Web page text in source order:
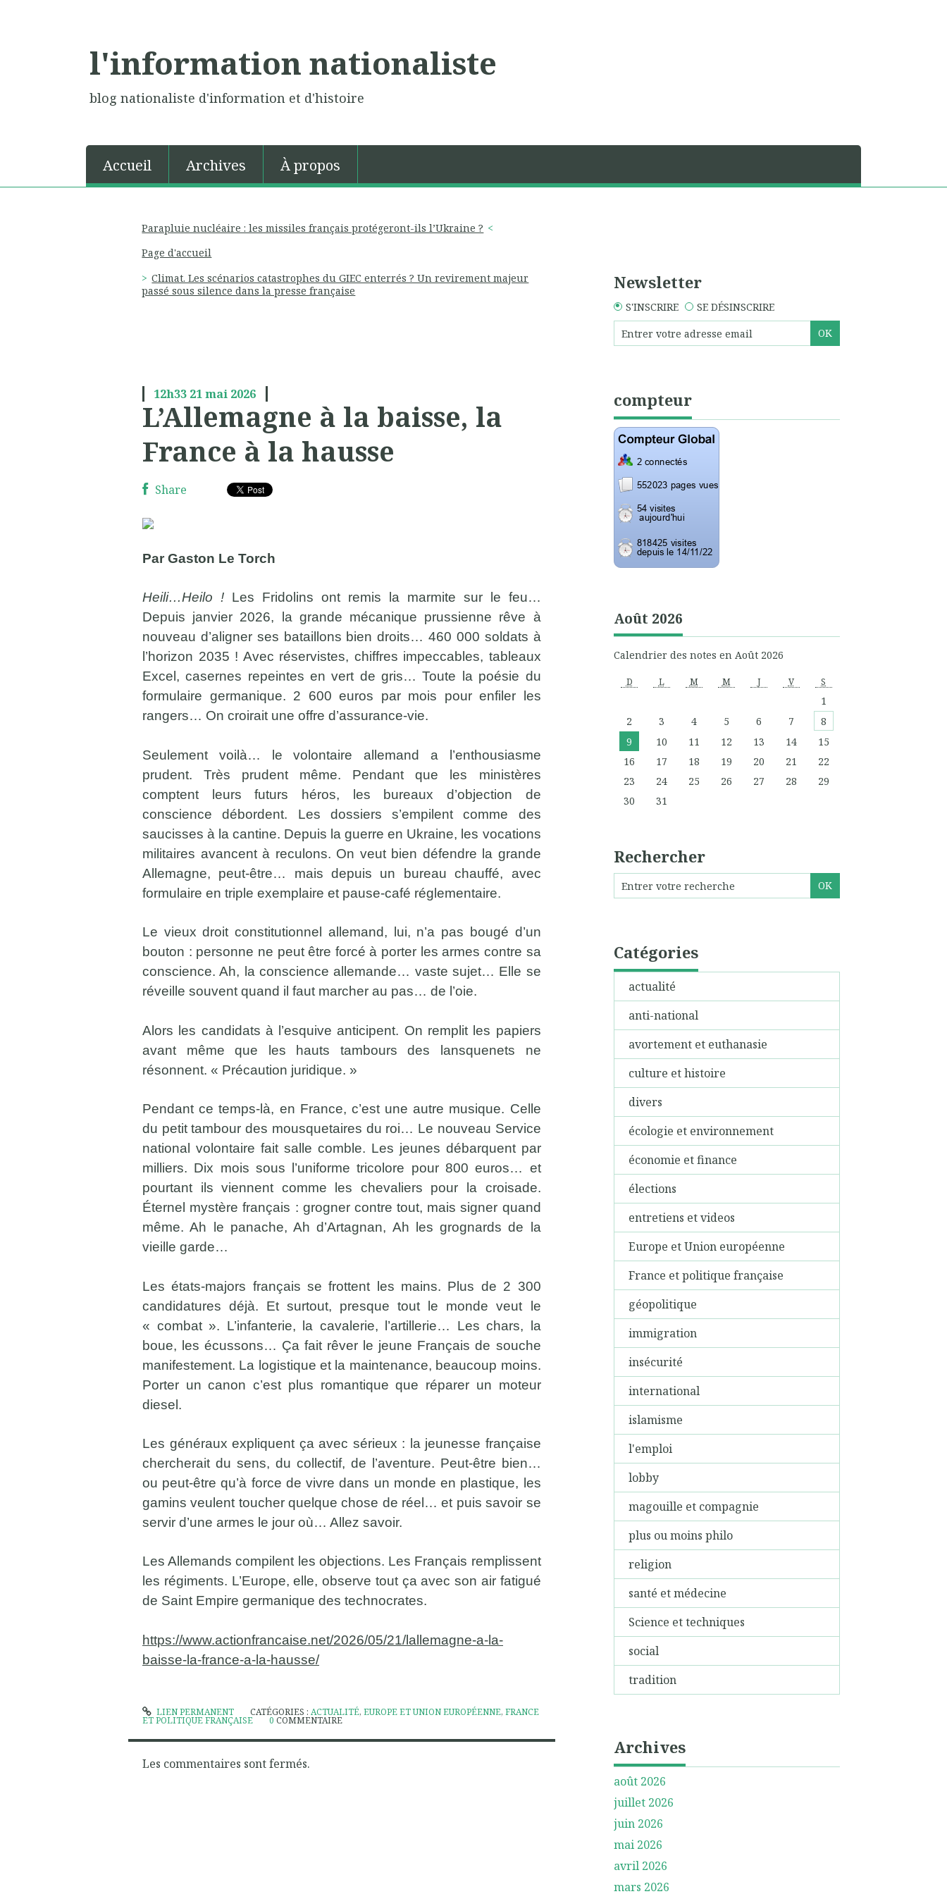
l'information nationaliste
blog nationaliste d'information et d'histoire
Accueil Archives À propos
Parapluie nucléaire : les missiles français protégeront-ils l’Ukraine ?
Page d'accueil
Climat. Les scénarios catastrophes du GIEC enterrés ? Un revirement majeur
passé sous silence dans la presse française
12h33 21mai 2026
L’Allemagne à la baisse, la
France à la hausse
Share
Par Gaston Le Torch
Heili…Heilo !Les Fridolins ont remis la marmite sur le feu…
Depuis janvier 2026, la grande mécanique prussienne rêve à
nouveau d’aligner ses bataillons bien droits… 460 000 soldats à
l’horizon 2035 ! Avec réservistes, chiffres impeccables, tableaux
Excel, casernes repeintes en vert de gris… Toute la poésie du
formulaire germanique. 2 600 euros par mois pour enfiler les
rangers… On croirait une offre d’assurance-vie.
Seulement voilà… le volontaire allemand a l’enthousiasme
prudent. Très prudent même. Pendant que les ministères
comptent leurs futurs héros, les bureaux d’objection de
conscience débordent. Les dossiers s’empilent comme des
saucisses à la cantine. Depuis la guerre en Ukraine, les vocations
militaires avancent à reculons. On veut bien défendre la grande
Allemagne, peut-être… mais depuis un bureau chauffé, avec
formulaire en triple exemplaire et pause-café réglementaire.
Le vieux droit constitutionnel allemand, lui, n’a pas bougé d’un
bouton : personne ne peut être forcé à porter les armes contre sa
conscience. Ah, la conscience allemande… vaste sujet… Elle se
réveille souvent quand il faut marcher au pas… de l’oie.
Alors les candidats à l’esquive anticipent. On remplit les papiers
avant même que les hauts tambours des lansquenets ne
résonnent. « Précaution juridique. »
Pendant ce temps-là, en France, c’est une autre musique. Celle
du petit tambour des mousquetaires du roi… Le nouveau Service
national volontaire fait salle comble. Les jeunes débarquent par
milliers. Dix mois sous l’uniforme tricolore pour 800 euros… et
pourtant ils viennent comme les chevaliers pour la croisade.
Éternel mystère français : grogner contre tout, mais signer quand
même. Ah le panache, Ah d’Artagnan, Ah les grognards de la
vieille garde…
Les états-majors français se frottent les mains. Plus de 2 300
candidatures déjà. Et surtout, presque tout le monde veut le
« combat ». L’infanterie, la cavalerie, l’artillerie… Les chars, la
boue, les écussons… Ça fait rêver le jeune Français de souche
manifestement. La logistique et la maintenance, beaucoup moins.
Porter un canon c’est plus romantique que réparer un moteur
diesel.
Les généraux expliquent ça avec sérieux : la jeunesse française
chercherait du sens, du collectif, de l’aventure. Peut-être bien…
ou peut-être qu’à force de vivre dans un monde en plastique, les
gamins veulent toucher quelque chose de réel… et puis savoir se
servir d’une armes le jour où… Allez savoir.
Les Allemands compilent les objections. Les Français remplissent
les régiments. L’Europe, elle, observe tout ça avec son air fatigué
de Saint Empire germanique des technocrates.
https://www.actionfrancaise.net/2026/05/21/lallemagne-a-la-
baisse-la-france-a-la-hausse/
LIEN PERMANENT CATÉGORIES :ACTUALITÉ,EUROPE ET UNION EUROPÉENNE,FRANCE
ET POLITIQUE FRANÇAISE 0 COMMENTAIRE
Les commentaires sont fermés.
Newsletter
S'INSCRIRE SE DÉSINSCRIRE
compteur
Août 2026
Calendrier des notes en Août 2026
D L M M J V S
1
2
3 4 5 6 7
8
9
10 11 12 13 14
15
16
17 18 19 20 21
22
23
24 25 26 27 28
29
30
31
Rechercher
Catégories
actualité
anti-national
avortement et euthanasie
culture et histoire
divers
écologie et environnement
économie et finance
élections
entretiens et videos
Europe et Union européenne
France et politique française
géopolitique
immigration
insécurité
international
islamisme
l'emploi
lobby
magouille et compagnie
plus ou moins philo
religion
santé et médecine
Science et techniques
social
tradition
Archives
août 2026
juillet 2026
juin 2026
mai 2026
avril 2026
mars 2026